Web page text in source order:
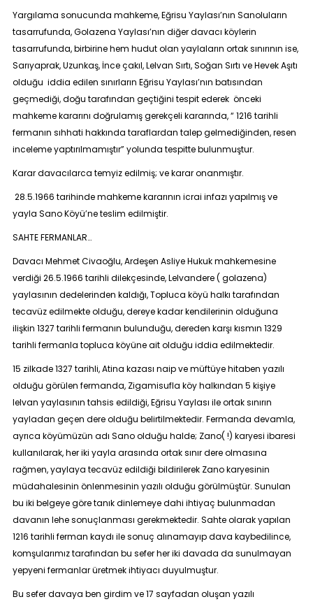
Yargılama sonucunda mahkeme, Eğrisu Yaylası’nın Sanoluların
tasarrufunda, Golazena Yaylası’nın diğer davacı köylerin
tasarrufunda, birbirine hem hudut olan yaylaların ortak sınırının ise,
Sarıyaprak, Uzunkaş, İnce çakıl, Lelvan Sırtı, Soğan Sırtı ve Hevek Aşıtı
olduğu iddia edilen sınırların Eğrisu Yaylası’nın batısından
geçmediği, doğu tarafından geçtiğini tespit ederek önceki
mahkeme kararını doğrulamış gerekçeli kararında, “ 1216 tarihli
fermanın sıhhati hakkında taraflardan talep gelmediğinden, resen
inceleme yaptırılmamıştır” yolunda tespitte bulunmuştur.
Karar davacılarca temyiz edilmiş; ve karar onanmıştır.
28.5.1966 tarihinde mahkeme kararının icrai infazı yapılmış ve
yayla Sano Köyü’ne teslim edilmiştir.
SAHTE FERMANLAR…
Davacı Mehmet Civaoğlu, Ardeşen Asliye Hukuk mahkemesine
verdiği 26.5.1966 tarihli dilekçesinde, Lelvandere ( golazena)
yaylasının dedelerinden kaldığı, Topluca köyü halkı tarafından
tecavüz edilmekte olduğu, dereye kadar kendilerinin olduğuna
ilişkin 1327 tarihli fermanın bulunduğu, dereden karşı kısmın 1329
tarihli fermanla topluca köyüne ait olduğu iddia edilmektedir.
15 zilkade 1327 tarihli, Atina kazası naip ve müftüye hitaben yazılı
olduğu görülen fermanda, Zigamisufla köy halkından 5 kişiye
lelvan yaylasının tahsis edildiği, Eğrisu Yaylası ile ortak sınırın
yayladan geçen dere olduğu belirtilmektedir. Fermanda devamla,
ayrıca köyümüzün adı Sano olduğu halde; Zano( !) karyesi ibaresi
kullanılarak, her iki yayla arasında ortak sınır dere olmasına
rağmen, yaylaya tecavüz edildiği bildirilerek Zano karyesinin
müdahalesinin önlenmesinin yazılı olduğu görülmüştür. Sunulan
bu iki belgeye göre tanık dinlemeye dahi ihtiyaç bulunmadan
davanın lehe sonuçlanması gerekmektedir. Sahte olarak yapılan
1216 tarihli ferman kaydı ile sonuç alınamayıp dava kaybedilince,
komşularımız tarafından bu sefer her iki davada da sunulmayan
yepyeni fermanlar üretmek ihtiyacı duyulmuştur.
Bu sefer davaya ben girdim ve 17 sayfadan oluşan yazılı